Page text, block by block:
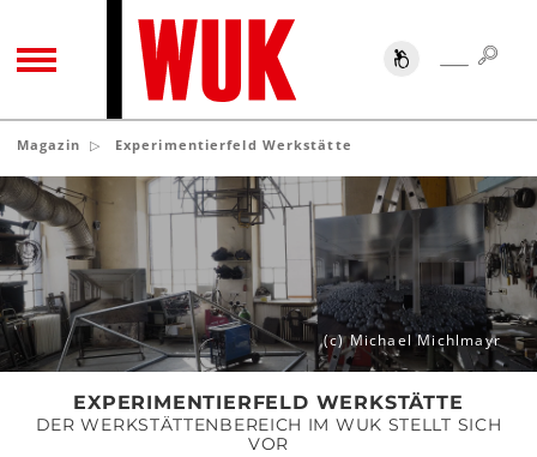
TOGGLE NAVIGATION SUCHE
Magazin Experimentierfeld Werkstätte
Experimentierfeld
Werkstätte
(c) Michael Michlmayr
EXPERIMENTIERFELD WERKSTÄTTE
DER WERKSTÄTTENBEREICH IM WUK STELLT SICH
VOR